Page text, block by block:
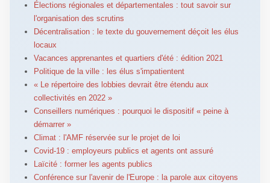
Élections régionales et départementales : tout savoir sur
l'organisation des scrutins
Décentralisation : le texte du gouvernement déçoit les élus
locaux
Vacances apprenantes et quartiers d'été : édition 2021
Politique de la ville : les élus s'impatientent
« Le répertoire des lobbies devrait être étendu aux
collectivités en 2022 »
Conseillers numériques : pourquoi le dispositif « peine à
démarrer »
Climat : l'AMF réservée sur le projet de loi
Covid-19 : employeurs publics et agents ont assuré
Laïcité : former les agents publics
Conférence sur l'avenir de l'Europe : la parole aux citoyens